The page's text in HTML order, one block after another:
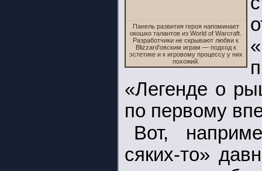
Панель развития героя напоминает
окошко талантов из World of Warcraft.
Разработчики не скрывают любви к
Blizzard'овским играм — подход к
эстетике и к игровому процессу у них
похожий.
«Легенде о
по первому
Вот,
сяких-то»